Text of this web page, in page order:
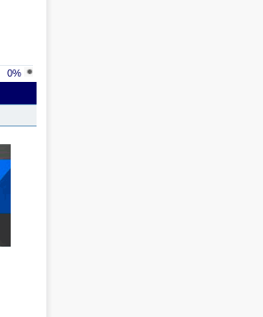
0%